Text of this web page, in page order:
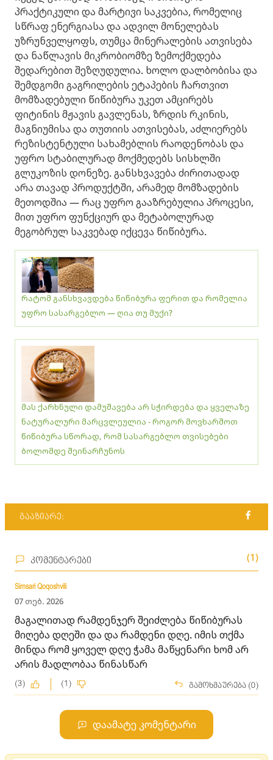
პრაქტიკული და მარტივი საკვებია, რომელიც
სწრაფ ენერგიასა და ადვილ მონელებას
უზრუნველყოფს, თუმცა მინერალების ათვისება
და ნაწლავის მიკრობიომზე ზემოქმედება
შედარებით შეზღუდულია. ხოლო დალბობისა და
შემდგომი გაგრილების ეტაპების ჩართვით
მომზადებული წიწიბურა უკეთ ამცირებს
ფიტინის მჟავის გავლენას, ზრდის რკინის,
მაგნიუმისა და თუთიის ათვისებას, აძლიერებს
რეზისტენტული სახამებლის რაოდენობას და
უფრო სტაბილურად მოქმედებს სისხლში
გლუკოზის დონეზე. განსხვავება ძირითადად
არა თავად პროდუქტში, არამედ მომზადების
მეთოდშია — რაც უფრო გააზრებულია პროცესი,
მით უფრო ფუნქციურ და მეტაბოლურად
მეგობრულ საკვებად იქცევა წიწიბურა.
რატომ განსხვავდება წიწიბურა ფერით და რომელია
უფრო სასარგებლო — ღია თუ მუქი?
მას ქარხნული დამუშავება არ სჭირდება და ყველაზე
ნატურალური მარცვლეულია - როგორ მოვხარშოთ
წიწიბურა სწორად, რომ სასარგებლო თვისებები
ბოლომდე შეინარჩუნოს
გააზიარე:
კომენტარები (1)
Simsari Qoqoshvili
07 თებ. 2026
მაგალითად რამდენჯერ შეიძლება წიწიბურას
მიღება დღეში და და რამდენი დღე. იმის თქმა
მინდა რომ ყოველ დღე ჭამა მაწყენარი ხომ არ
არის მადლობაა წინასწარ
(3) (1) გამოხმაურება (0)
დაამატე კომენტარი